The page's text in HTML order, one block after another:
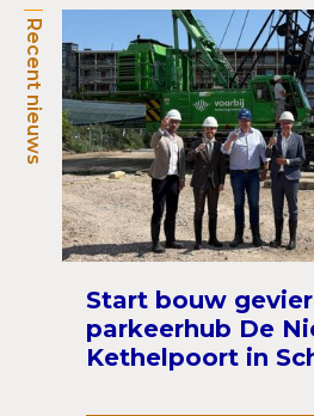
Recent nieuws
Start bouw
parkeerhub De
Kethelpoort in